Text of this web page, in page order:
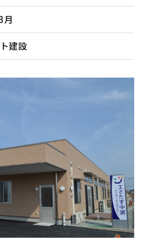
受付時間】9:00〜17:00
4350
のお問い合わせ
月
建設